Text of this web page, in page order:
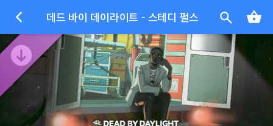
데드 바이 데이라이트 - 스테디 펄스